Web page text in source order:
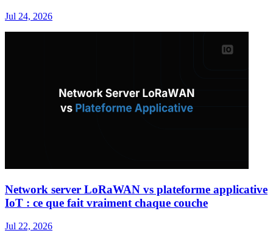
Jul 24, 2026
Network server LoRaWAN vs plateforme applicative
IoT : ce que fait vraiment chaque couche
Jul 22, 2026